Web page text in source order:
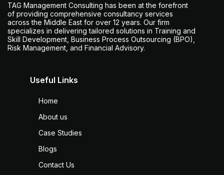
TAG Management Consulting has been at the forefront
of providing comprehensive consultancy services
across the Middle East for over 12 years. Our firm
specializes in delivering tailored solutions in Training and
Skill Development, Business Process Outsourcing (BPO),
Risk Management, and Financial Advisory.
Useful Links
Home
About us
Case Studies
Blogs
Contact Us